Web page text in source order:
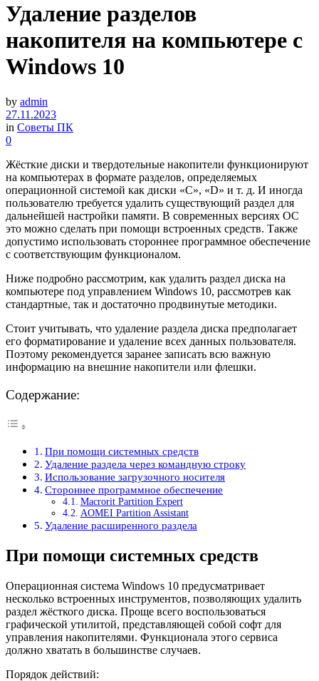
Удаление разделов
накопителя на компьютере с
Windows 10
by admin
27.11.2023
in Советы ПК
0
Жёсткие диски и твердотельные накопители функционируют
на компьютерах в формате разделов, определяемых
операционной системой как диски «C», «D» и т. д. И иногда
пользователю требуется удалить существующий раздел для
дальнейшей настройки памяти. В современных версиях ОС
это можно сделать при помощи встроенных средств. Также
допустимо использовать стороннее программное обеспечение
с соответствующим функционалом.
Ниже подробно рассмотрим, как удалить раздел диска на
компьютере под управлением Windows 10, рассмотрев как
стандартные, так и достаточно продвинутые методики.
Стоит учитывать, что удаление раздела диска предполагает
его форматирование и удаление всех данных пользователя.
Поэтому рекомендуется заранее записать всю важную
информацию на внешние накопители или флешки.
Содержание:
При помощи системных средств
Удаление раздела через командную строку
Использование загрузочного носителя
Стороннее программное обеспечение
Macrorit Partition Expert
AOMEI Partition Assistant
Удаление расширенного раздела
При помощи системных средств
Операционная система Windows 10 предусматривает
несколько встроенных инструментов, позволяющих удалить
раздел жёсткого диска. Проще всего воспользоваться
графической утилитой, представляющей собой софт для
управления накопителями. Функционала этого сервиса
должно хватать в большинстве случаев.
Порядок действий: